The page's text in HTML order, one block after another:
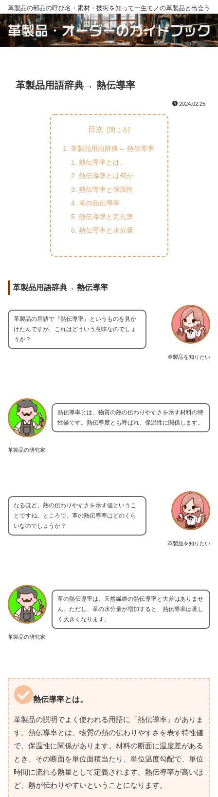
革製品の部品の呼び名・素材・技術を知って一生モノの革製品と出会う
革製品用語辞典→ 熱伝導率
2024.02.25
目次
革製品用語辞典→ 熱伝導率
熱伝導率とは。
熱伝導率とは何か
熱伝導率と保温性
革の熱伝導率
熱伝導率と気孔率
熱伝導率と水分量
革製品用語辞典→ 熱伝導率
革製品を知りたい
革製品の用語で『熱伝導率』というものを見か
けたんですが、これはどういう意味なのでしょ
うか？
革製品の研究家
熱伝導率とは、物質の熱の伝わりやすさを示す材料の特
性値です。熱伝導度とも呼ばれ、保温性に関係します。
革製品を知りたい
なるほど、熱の伝わりやすさを示す値というこ
とですね。ところで、革の熱伝導率はどのくら
いなのでしょうか？
革製品の研究家
革の熱伝導率は、天然繊維の熱伝導率と大差はありませ
ん。ただし、革の水分量が増加すると、熱伝導率は著し
く大きくなります。
熱伝導率とは。
革製品の説明でよく使われる用語に「熱伝導率」がありま
す。熱伝導率とは、物質の熱の伝わりやすさを表す特性値
で、保温性に関係があります。材料の断面に温度差がある
とき、その断面を単位面積当たり、単位温度勾配で、単位
時間に流れる熱量として定義されます。熱伝導率が高いほ
ど、熱が伝わりやすいということになります。